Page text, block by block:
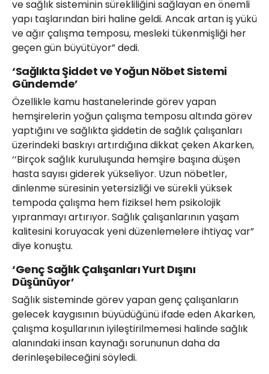
ve sağlık sisteminin sürekliliğini sağlayan en önemli
yapı taşlarından biri haline geldi. Ancak artan iş yükü
ve ağır çalışma temposu, mesleki tükenmişliği her
geçen gün büyütüyor” dedi.
‘Sağlıkta Şiddet ve Yoğun Nöbet Sistemi
Gündemde’
Özellikle kamu hastanelerinde görev yapan
hemşirelerin yoğun çalışma temposu altında görev
yaptığını ve sağlıkta şiddetin de sağlık çalışanları
üzerindeki baskıyı artırdığına dikkat çeken Akarken,
‘‘Birçok sağlık kuruluşunda hemşire başına düşen
hasta sayısı giderek yükseliyor. Uzun nöbetler,
dinlenme süresinin yetersizliği ve sürekli yüksek
tempoda çalışma hem fiziksel hem psikolojik
yıpranmayı artırıyor. Sağlık çalışanlarının yaşam
kalitesini koruyacak yeni düzenlemelere ihtiyaç var”
diye konuştu.
‘Genç Sağlık Çalışanları Yurt Dışını
Düşünüyor’
Sağlık sisteminde görev yapan genç çalışanların
gelecek kaygısının büyüdüğünü ifade eden Akarken,
çalışma koşullarının iyileştirilmemesi halinde sağlık
alanındaki insan kaynağı sorununun daha da
derinleşebileceğini söyledi.